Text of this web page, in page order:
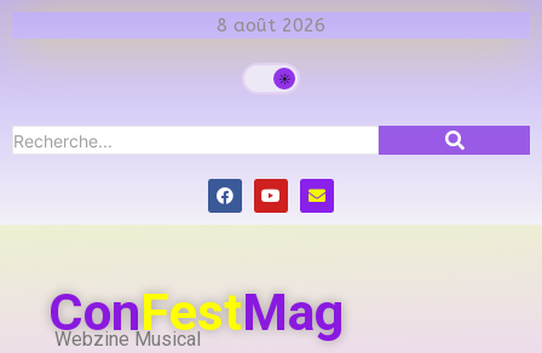
8 août 2026
ConFestMag
Webzine Musical